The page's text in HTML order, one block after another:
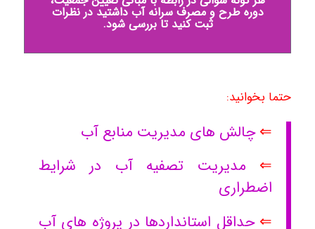
دوره طرح و مصرف سرانه آب داشتید در نظرات
ثبت کنید تا بررسی شود.
حتما بخوانید:
⇐چالش های مدیریت منابع آب
⇐ مدیریت تصفیه آب در شرایط
اضطراری
⇐حداقل استانداردها در پروژه های آب